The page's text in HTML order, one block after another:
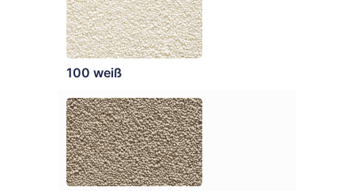
100 weiß